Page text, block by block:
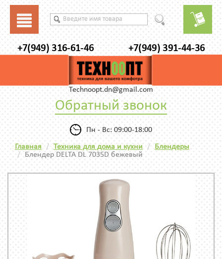
+7(949) 316-61-46 +7(949) 391-44-36
Technoopt.dn@gmail.com
Обратный звонок
Пн - Вс: 09:00-18:00
Главная Техника для дома и кухни
Блендеры
Блендер DELTA DL 7035D бежевый